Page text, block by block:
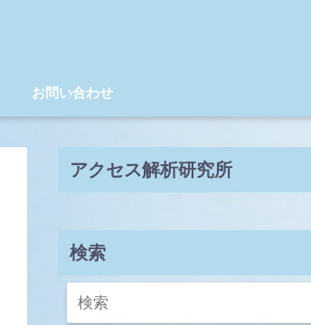
お問い合わせ
アクセス解析研究所
検索